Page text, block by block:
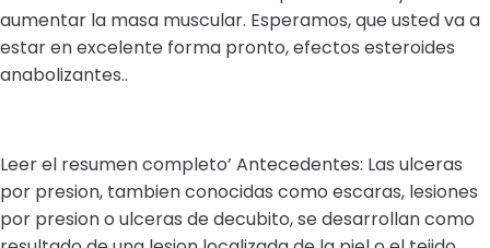
aumentar la masa muscular. Esperamos, que usted va a
estar en excelente forma pronto, efectos esteroides
anabolizantes..
Leer el resumen completo’ Antecedentes: Las ulceras
por presion, tambien conocidas como escaras, lesiones
por presion o ulceras de decubito, se desarrollan como